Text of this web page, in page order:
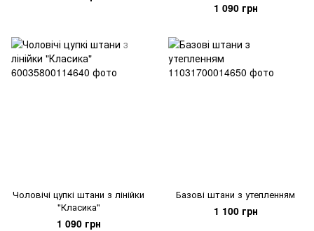
1 090 грн
Чоловічі цупкі штани з лінійки
"Класика"
1 090 грн
Базові штани з утепленням
1 100 грн